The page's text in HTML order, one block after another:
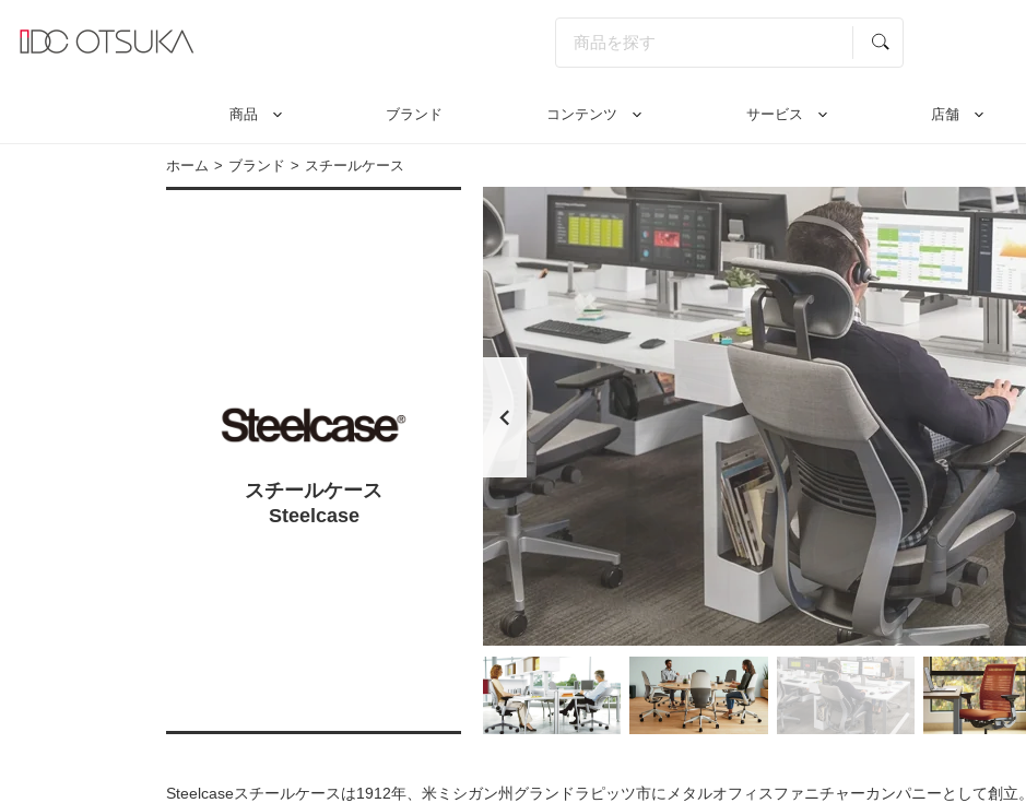
商品 ブランド コンテンツ サービス 店舗
ホーム ブランド スチールケース
スチールケース
Steelcase
Steelcaseスチールケースは1912年、米ミシガン州グランドラピッツ市にメタルオフィスファニチャーカンパニーとして創立。